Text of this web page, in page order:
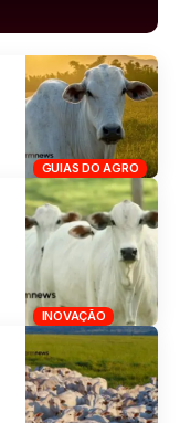
GUIAS DO AGRO
INOVAÇÃO